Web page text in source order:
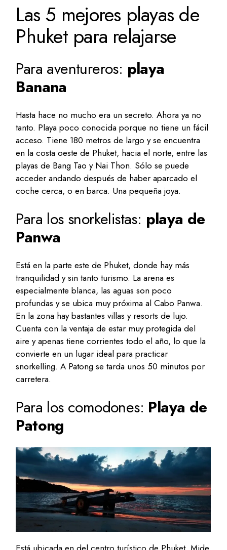
Las 5 mejores playas de
Phuket para relajarse
Para aventureros: playa
Banana
Hasta hace no mucho era un secreto. Ahora ya no
tanto. Playa poco conocida porque no tiene un fácil
acceso. Tiene 180 metros de largo y se encuentra
en la costa oeste de Phuket, hacia el norte, entre las
playas de Bang Tao y Nai Thon. Sólo se puede
acceder andando después de haber aparcado el
coche cerca, o en barca. Una pequeña joya.
Para los snorkelistas: playa de
Panwa
Está en la parte este de Phuket, donde hay más
tranquilidad y sin tanto turismo. La arena es
especialmente blanca, las aguas son poco
profundas y se ubica muy próxima al Cabo Panwa.
En la zona hay bastantes villas y resorts de lujo.
Cuenta con la ventaja de estar muy protegida del
aire y apenas tiene corrientes todo el año, lo que la
convierte en un lugar ideal para practicar
snorkelling. A Patong se tarda unos 50 minutos por
carretera.
Para los comodones: Playa de
Patong